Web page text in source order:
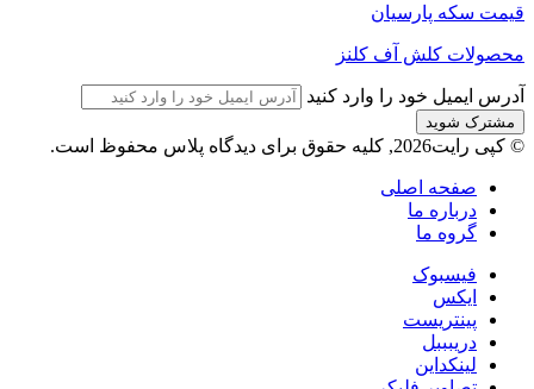
قیمت سکه پارسیان
محصولات کلش آف کلنز
آدرس ایمیل خود را وارد کنید
© کپی رایت2026, کلیه حقوق برای دیدگاه پلاس محفوظ است.
صفحه اصلی
درباره ما
گروه ما
فیسبوک
ایکس
پینتریست
دریبببل
لینکداین